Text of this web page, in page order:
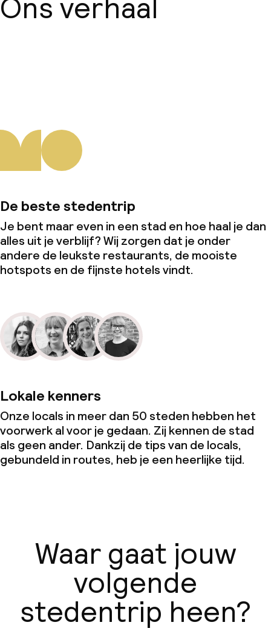
Ons verhaal
De beste stedentrip
Je bent maar even in een stad en hoe haal je dan
alles uit je verblijf? Wij zorgen dat je onder
andere de leukste restaurants, de mooiste
hotspots en de fijnste hotels vindt.
Lokale kenners
Onze locals in meer dan 50 steden hebben het
voorwerk al voor je gedaan. Zij kennen de stad
als geen ander. Dankzij de tips van de locals,
gebundeld in routes, heb je een heerlijke tijd.
Waar gaat jouw
volgende
stedentrip heen?